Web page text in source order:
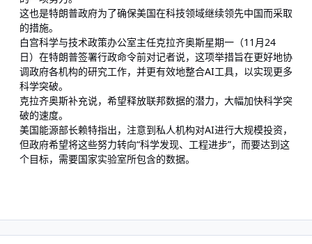
这也是特朗普政府为了确保美国在科技领域继续领先中国而采取
的措施。
白宫科学与技术政策办公室主任克拉齐奥斯星期一（11月24
日）在特朗普签署行政命令前对记者说，这项举措旨在更好地协
调政府各机构的研究工作，并更有效地整合AI工具，以实现更多
科学突破。
克拉齐奥斯补充说，希望释放联邦数据的潜力，大幅加快科学突
破的速度。
美国能源部长赖特指出，注意到私人机构对AI进行大规模投资，
但政府希望将这些努力转向“科学发现、工程进步”，而要达到这
个目标，需要国家实验室所包含的数据。